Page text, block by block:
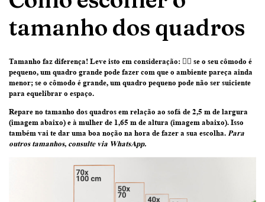
tamanho dos quadros
Tamanho faz diferença! Leve isto em consideração: 👉🏽 se o seu cômodo é
pequeno, um quadro grande pode fazer com que o ambiente pareça ainda
menor; se o cômodo é grande, um quadro pequeno pode não ser suiciente
para equelibrar o espaço.
Repare no tamanho dos quadros em relação ao sofá de 2,5 m de largura
(imagem abaixo) e à mulher de 1,65 m de altura (imagem abaixo). Isso
também vai te dar uma boa noção na hora de fazer a sua escolha. Para
outros tamanhos, consulte via WhatsApp.